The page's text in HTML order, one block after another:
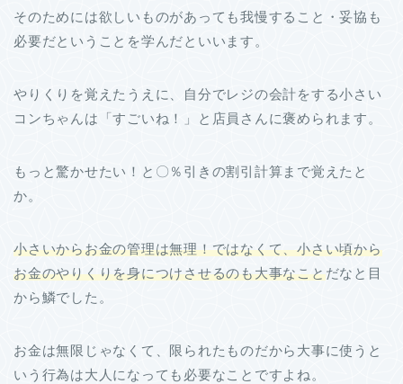
そのためには欲しいものがあっても我慢すること・妥協も
必要だということを学んだといいます。
やりくりを覚えたうえに、自分でレジの会計をする小さい
コンちゃんは「すごいね！」と店員さんに褒められます。
もっと驚かせたい！と〇％引きの割引計算まで覚えたと
か。
小さいからお金の管理は無理！ではなくて、小さい頃から
お金のやりくりを身につけさせるのも大事なことだなと目
から鱗でした。
お金は無限じゃなくて、限られたものだから大事に使うと
いう行為は大人になっても必要なことですよね。